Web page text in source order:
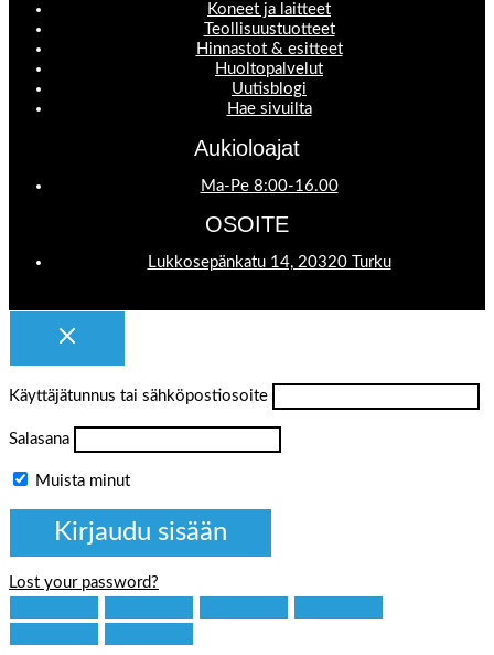
Koneet ja laitteet
Teollisuustuotteet
Hinnastot & esitteet
Huoltopalvelut
Uutisblogi
Hae sivuilta
Aukioloajat
Ma-Pe 8:00-16.00
OSOITE
Lukkosepänkatu 14, 20320 Turku
Käyttäjätunnus tai sähköpostiosoite
Salasana
Muista minut
Lost your password?